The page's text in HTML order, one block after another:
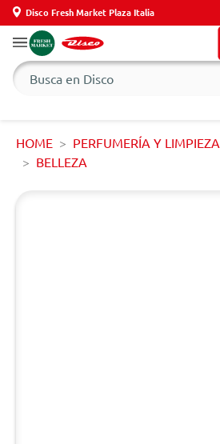
Disco Fresh Market Plaza Italia
HOME PERFUMERÍA Y LIMPIEZA
BELLEZA